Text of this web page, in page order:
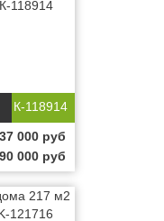
К-118914
37 000 руб
000 руб